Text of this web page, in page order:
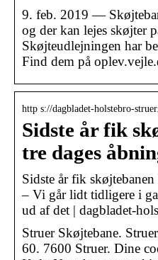
9. feb. 2019 —
og der kan lejes skøjter
Skøjteudlejningen har
Find dem på
http s://dagbladet-holstebro-
Sidste år fik
tre dages
Sidste år fik
– Vi går lidt tidligere i
ud af det | dagbladet-
Struer Skøjtebane.
60. 7600 Struer. Dine